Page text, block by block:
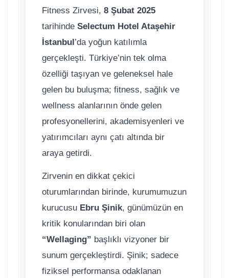
Fitness Zirvesi, 8 Şubat 2025
tarihinde Selectum Hotel Ataşehir
İstanbul’da yoğun katılımla
gerçekleşti. Türkiye’nin tek olma
özelliği taşıyan ve geleneksel hale
gelen bu buluşma; fitness, sağlık ve
wellness alanlarının önde gelen
profesyonellerini, akademisyenleri ve
yatırımcıları aynı çatı altında bir
araya getirdi.
Zirvenin en dikkat çekici
oturumlarından birinde, kurumumuzun
kurucusu Ebru Şinik, günümüzün en
kritik konularından biri olan
“Wellaging” başlıklı vizyoner bir
sunum gerçekleştirdi. Şinik; sadece
fiziksel performansa odaklanan